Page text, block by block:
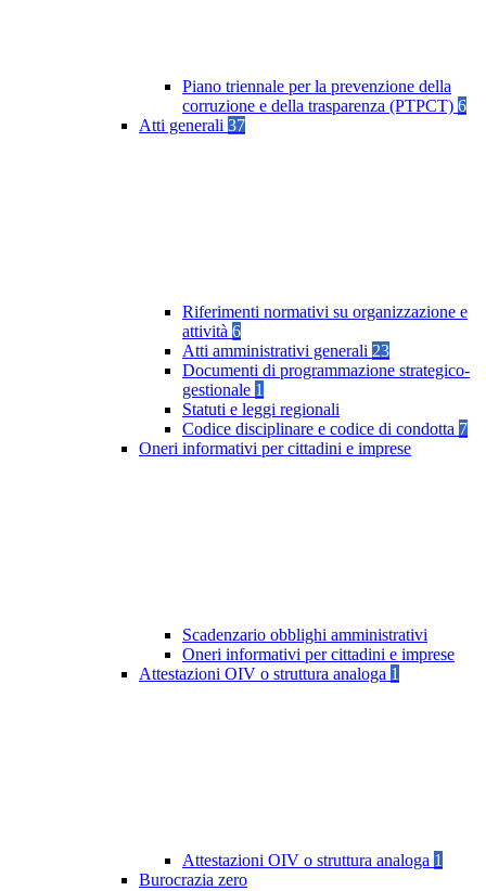
Piano triennale per la prevenzione della
corruzione e della trasparenza (PTPCT) 6
Atti generali 37
Riferimenti normativi su organizzazione e
attività 6
Atti amministrativi generali 23
Documenti di programmazione strategico-
gestionale 1
Statuti e leggi regionali
Codice disciplinare e codice di condotta 7
Oneri informativi per cittadini e imprese
Scadenzario obblighi amministrativi
Oneri informativi per cittadini e imprese
Attestazioni OIV o struttura analoga 1
Attestazioni OIV o struttura analoga 1
Burocrazia zero